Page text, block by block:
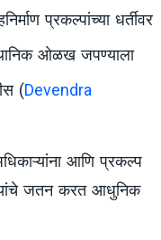
प्रकल्पांच्या धर्तीवर
ओळख जपण्याला
(Devendra
आणि प्रकल्प
जतन करत आधुनिक